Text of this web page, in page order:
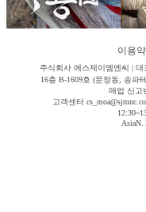
이용
주식회사 에스제이엠엔씨 |
16층 B-1609호 (문정동, 송파
매업 신고
고객센터
AsiaN.